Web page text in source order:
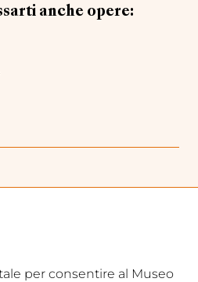
anche opere:
per consentire al Museo